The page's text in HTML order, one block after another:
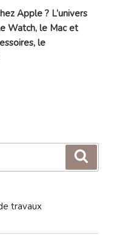
Apple ? L’univers
Watch, le Mac et
le
travaux